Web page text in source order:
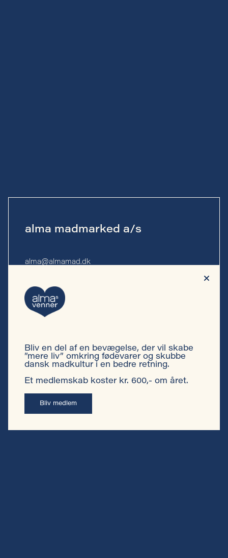
alma madmarked a/s
alma@almamad.dk
CVR-nr. 44 89 27 23
Privatlivspolitik
Vilkår almas venner
Bliv en del af en bevægelse, der vil skabe
”mere liv” omkring fødevarer og skubbe
dansk madkultur i en bedre retning.
Et medlemskab koster kr. 600,- om året.
Bliv medlem